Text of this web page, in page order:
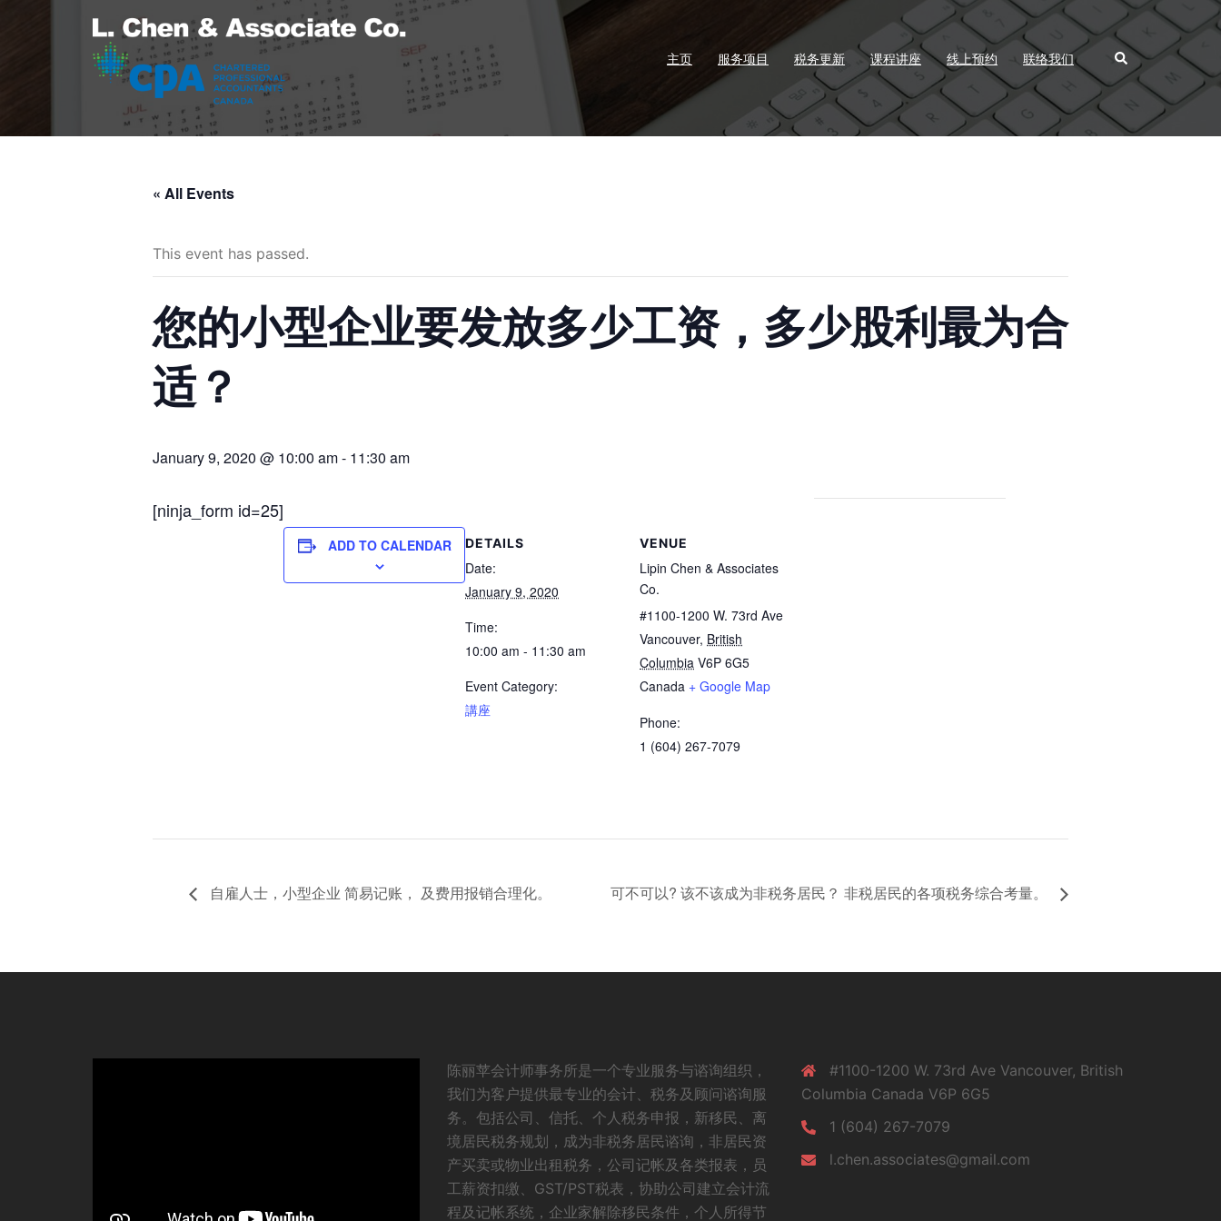
主页 服务项目 税务更新 课程讲座 线上预约 联络我们 Search
« All Events
This event has passed.
您的小型企业要发放多少工资，多少股利最为合
适？
January 9, 2020 @ 10:00 am- 11:30 am
[ninja_form id=25]
ADD TO CALENDAR DETAILS
Date:
January 9, 2020
Time:
10:00 am - 11:30 am
Event Category:
講座
VENUE
Lipin Chen & Associates
Co.
#1100-1200 W. 73rd Ave
Vancouver, British
Columbia V6P 6G5
Canada + Google Map
Phone:
1 (604) 267-7079
自雇人士，小型企业 简易记账， 及费用报销合理化。 可不可以? 该不该成为非税务居民？ 非税居民的各项税务综合考量。
陈丽苹会计师事务所是一个专业服务与谘询组织，
我们为客户提供最专业的会计、税务及顾问谘询服
务。包括公司、信托、个人税务申报，新移民、离
境居民税务规划，成为非税务居民谘询，非居民资
产买卖或物业出租税务，公司记帐及各类报表，员
工薪资扣缴、GST/PST税表，协助公司建立会计流
程及记帐系统，企业家解除移民条件，个人所得节
#1100-1200 W. 73rd Ave Vancouver, British
Columbia Canada V6P 6G5
1 (604) 267-7079
l.chen.associates@gmail.com